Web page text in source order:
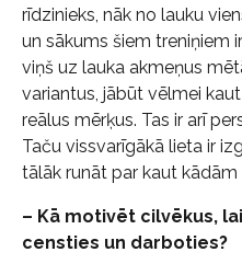
rīdzinieks, nāk no lauku
un sākums šiem treniņiem
viņš uz lauka akmeņus
variantus, jābūt vēlmei
reālus mērķus. Tas ir arī
Taču vissvarīgākā lieta ir
tālāk runāt par kaut
– Kā motivēt cilvēkus,
censties un darboties?